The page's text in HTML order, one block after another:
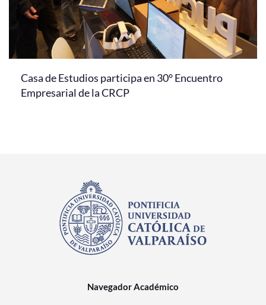
Casa de Estudios participa en 30° Encuentro
Empresarial de la CRCP
Navegador Académico